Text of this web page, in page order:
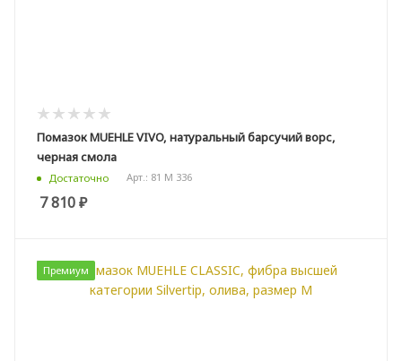
Помазок MUEHLE VIVO, натуральный барсучий ворс,
черная смола
Достаточно Арт.: 81 M 336
7 810₽
Премиум